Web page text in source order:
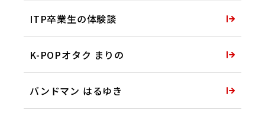
ITP卒業生の体験談
K-POPオタク まりの
バンドマン はるゆき